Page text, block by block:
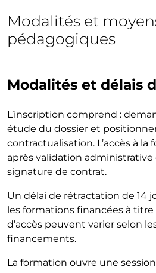
Modalités et
pédagogiques
Modalités et délais
L’inscription comprend :
étude du dossier et
contractualisation. L’accès à
après validation
signature de contrat.
Un délai de rétractation de 14
les formations financées à
d’accès peuvent varier selon
financements.
La formation ouvre une